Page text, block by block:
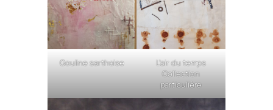
Gouline sarthoise
L’air du temps
Collection
particulière